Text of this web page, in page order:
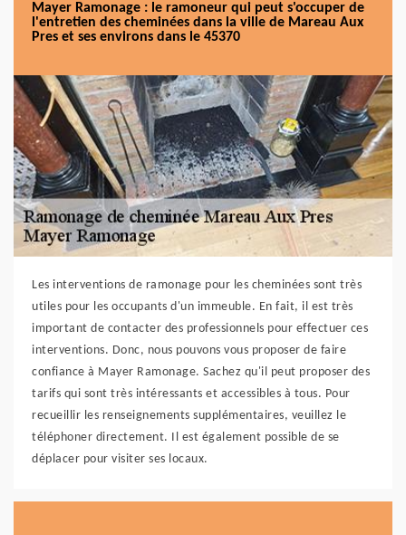
Mayer Ramonage : le ramoneur qui peut s'occuper de
l'entretien des cheminées dans la ville de Mareau Aux
Pres et ses environs dans le 45370
Les interventions de ramonage pour les cheminées sont très
utiles pour les occupants d'un immeuble. En fait, il est très
important de contacter des professionnels pour effectuer ces
interventions. Donc, nous pouvons vous proposer de faire
confiance à Mayer Ramonage. Sachez qu'il peut proposer des
tarifs qui sont très intéressants et accessibles à tous. Pour
recueillir les renseignements supplémentaires, veuillez le
téléphoner directement. Il est également possible de se
déplacer pour visiter ses locaux.